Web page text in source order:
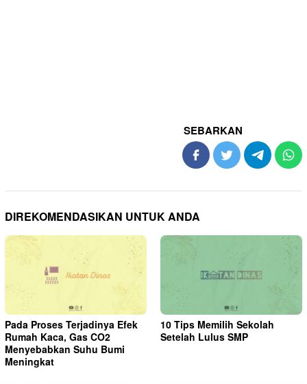
SEBARKAN
DIREKOMENDASIKAN UNTUK ANDA
Pada Proses Terjadinya Efek
Rumah Kaca, Gas CO2
Menyebabkan Suhu Bumi
Meningkat
10 Tips Memilih Sekolah
Setelah Lulus SMP